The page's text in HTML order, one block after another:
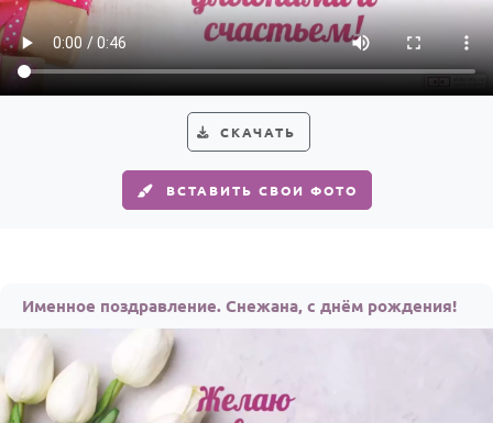
СКАЧАТЬ
ВСТАВИТЬ СВОИ ФОТО
Именное поздравление. Снежана, с днём рождения!